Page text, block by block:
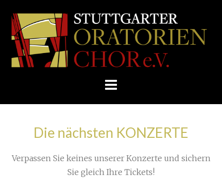
Skip
E.V.
Home Unkategorisiert » /
Die nächsten KONZERTE
Verpassen Sie keines unserer Konzerte und sichern
Sie gleich Ihre Tickets!